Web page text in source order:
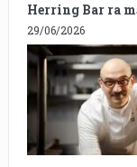
Herring Bar ra
29/06/2026